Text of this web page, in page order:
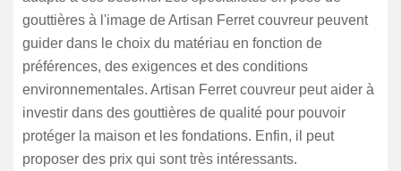
gouttières à l'image de Artisan Ferret couvreur peuvent
guider dans le choix du matériau en fonction de
préférences, des exigences et des conditions
environnementales. Artisan Ferret couvreur peut aider à
investir dans des gouttières de qualité pour pouvoir
protéger la maison et les fondations. Enfin, il peut
proposer des prix qui sont très intéressants.